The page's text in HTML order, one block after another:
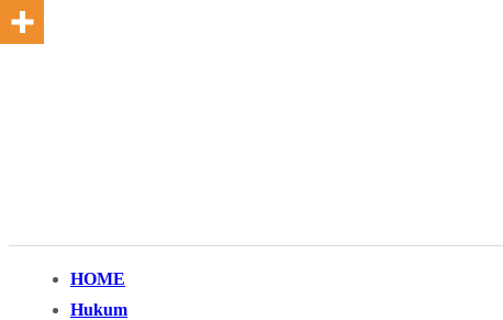
HOME
Hukum